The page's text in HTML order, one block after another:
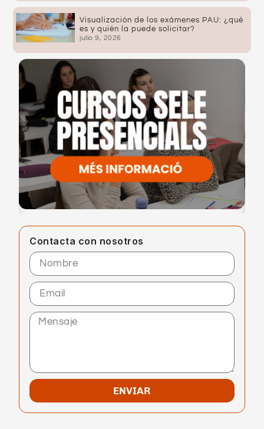
Visualización de los exámenes PAU: ¿qué
es y quién la puede solicitar?
julio 9, 2026
Contacta con nosotros
ENVIAR